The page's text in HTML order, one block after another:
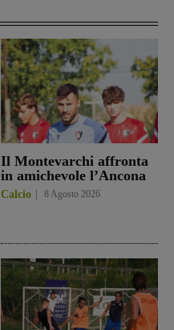
Il Montevarchi affronta
in amichevole l’Ancona
Calcio 8 Agosto 2026